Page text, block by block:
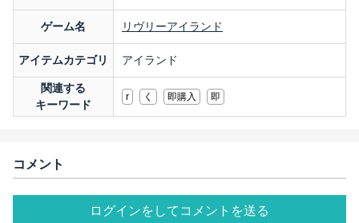
ゲーム名 リヴリーアイランド
アイテムカテゴリ アイランド
関連する
キーワード
r く 即購入 即
コメント
ログインをしてコメントを送る